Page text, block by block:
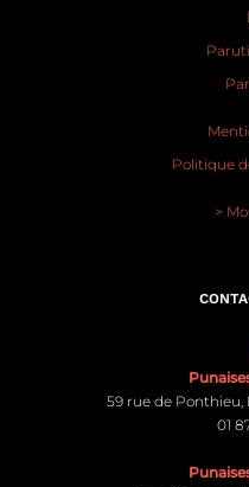
Politique
>
59 rue de Ponthieu,
01